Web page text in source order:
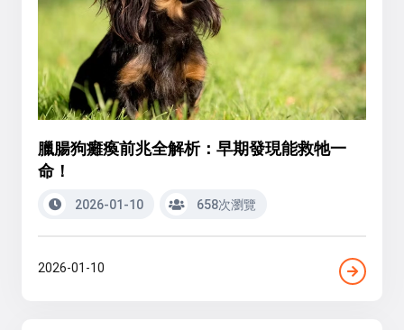
臘腸狗癱瘓前兆全解析：早期發現能救牠一
命！
2026-01-10 658次瀏覽
2026-01-10